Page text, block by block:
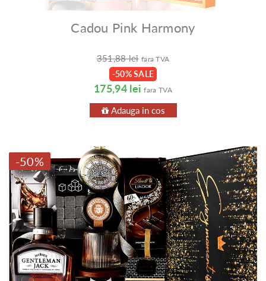
Cadou Pink Harmony
351,88 lei fara TVA
-50% SALE
175,94 lei fara TVA
Adauga in cos
-50%